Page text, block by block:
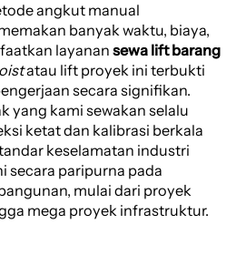
angkut manual
banyak waktu, biaya,
layanan sewa lift barang
atau lift proyek ini terbukti
secara signifikan.
yang kami sewakan selalu
ketat dan kalibrasi berkala
keselamatan industri
secara paripurna pada
mulai dari proyek
mega proyek infrastruktur.